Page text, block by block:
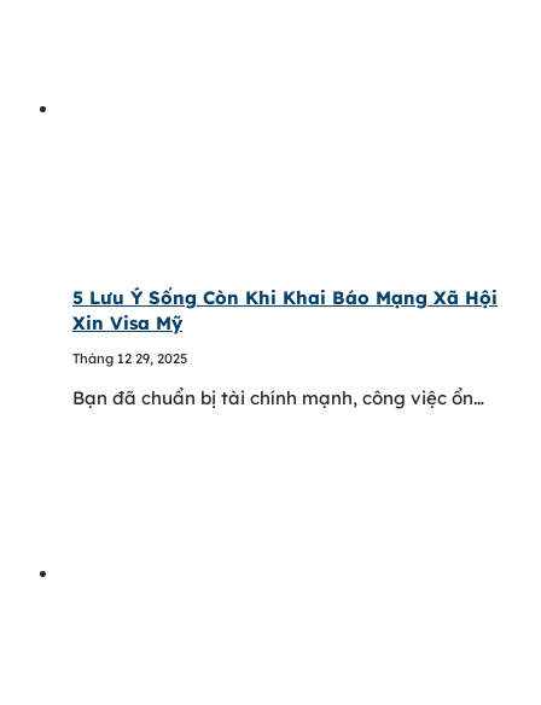
5 Lưu Ý Sống Còn Khi Khai Báo Mạng Xã Hội
Xin Visa Mỹ
Tháng 12 29, 2025
Bạn đã chuẩn bị tài chính mạnh, công việc ổn…